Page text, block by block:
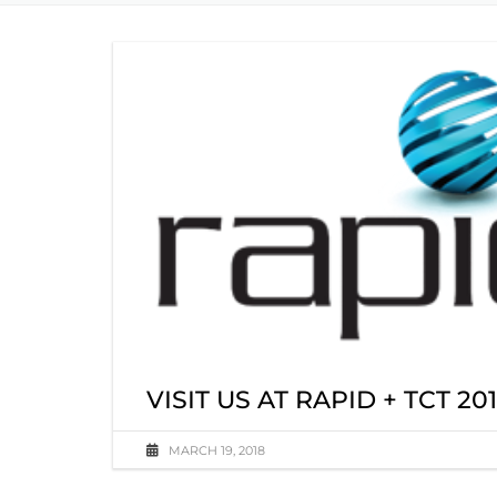
VISIT US AT RAPID + TCT
MARCH 19, 2018